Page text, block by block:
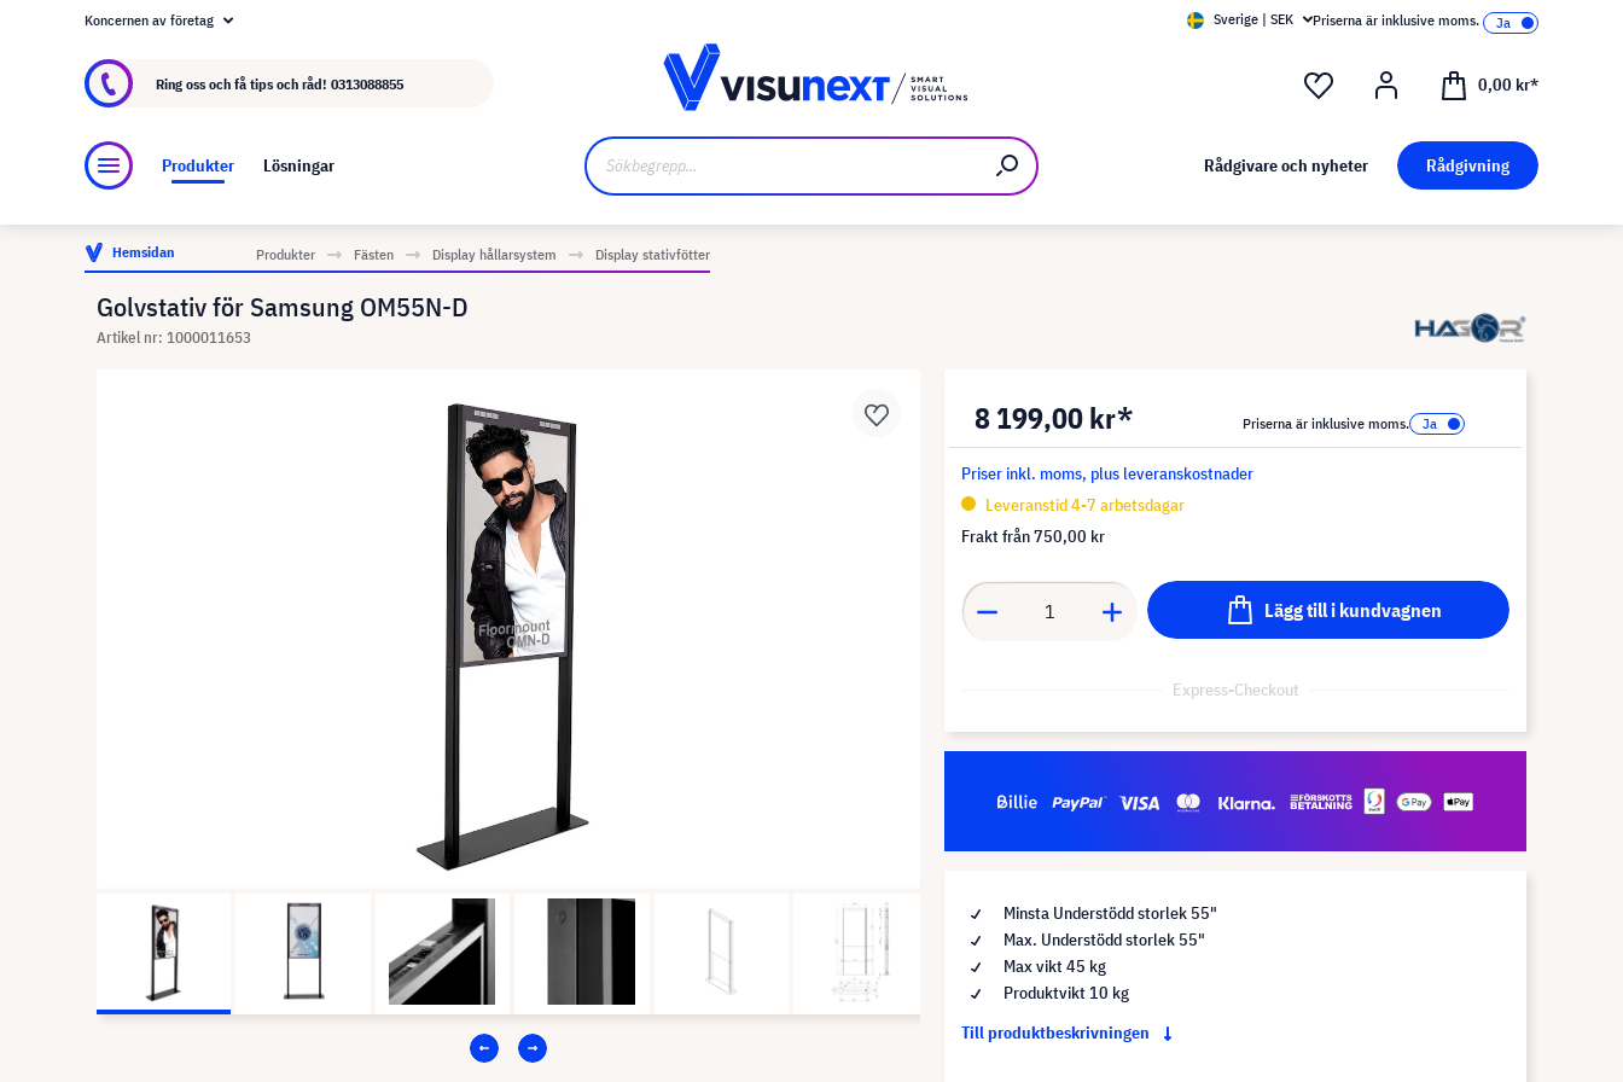
Om visunext.se
Koncernen av företag Sverige | SEK Priserna är inklusive moms.
Ring oss och få tips och råd! 0313088855 0,00 kr*
Produkter Lösningar Rådgivare och nyheter Rådgivning
Hemsidan Produkter Fästen Display hållarsystem Display stativfötter
Golvstativ för Samsung OM55N-D
Artikel nr: 1000011653
8 199,00 kr* Priserna är inklusive moms.
Priser inkl. moms, plus leveranskostnader
Leveranstid 4-7 arbetsdagar
Frakt från750,00 kr
Lägg till i kundvagnen
Express-Checkout
Minsta Understödd storlek 55"
Max. Understödd storlek 55"
Max vikt 45 kg
Produktvikt 10 kg
Till produktbeskrivningen